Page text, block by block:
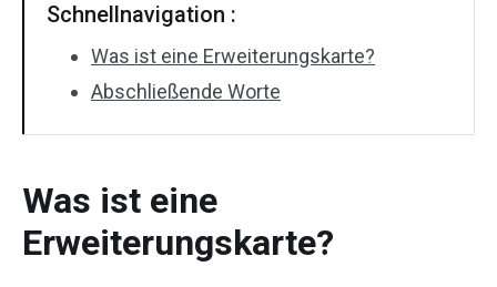
Schnellnavigation :
Was ist eine Erweiterungskarte?
Abschließende Worte
Was ist eine
Erweiterungskarte?